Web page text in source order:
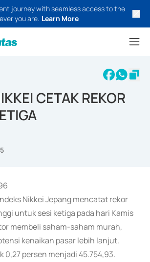
journey with seamless access to the
you are. Learn More
CETAK REKOR
Nikkei Jepang mencatat rekor
untuk sesi ketiga pada hari Kamis
membeli saham-saham murah,
kenaikan pasar lebih lanjut.
0,27 persen menjadi 45.754,93.